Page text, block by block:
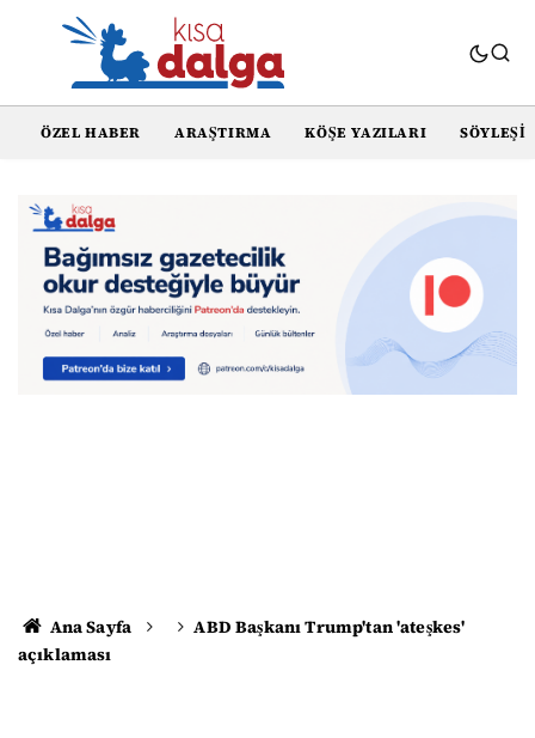
ÖZEL HABER ARAŞTIRMA KÖŞE YAZILARI SÖYLEŞI
Ana Sayfa
ABD Başkanı Trump'tan 'ateşkes'
açıklaması